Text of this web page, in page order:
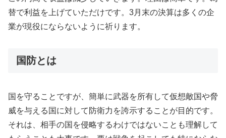
替で利益を上げていただけです。3月末の決算は多くの企
業が現役にならないように祈ります。
国防とは
国を守ることですが、簡単に武器を所有して仮想敵国や脅
威を与える国に対して防衛力を誇示することが目的です。
それは、相手の国を侵略するわけではないことも理解して